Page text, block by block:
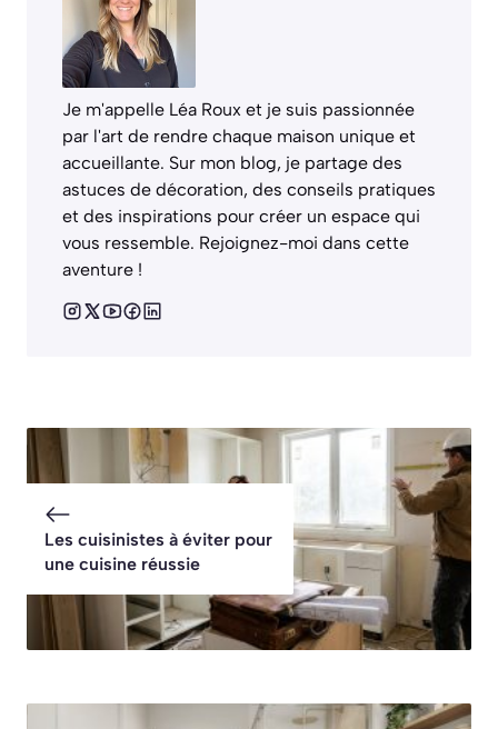
Je m'appelle Léa Roux et je suis passionnée
par l'art de rendre chaque maison unique et
accueillante. Sur mon blog, je partage des
astuces de décoration, des conseils pratiques
et des inspirations pour créer un espace qui
vous ressemble. Rejoignez-moi dans cette
aventure !
Les cuisinistes à éviter pour
une cuisine réussie